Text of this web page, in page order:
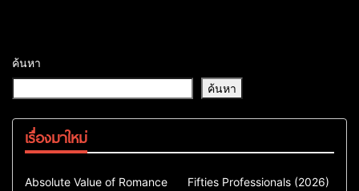
ค้นหา
ค้นหา
เรื่องมาใหม่
Comedy
Drama
Absolute Value of Romance
Action & Adventure
Fifties Professionals (2026)